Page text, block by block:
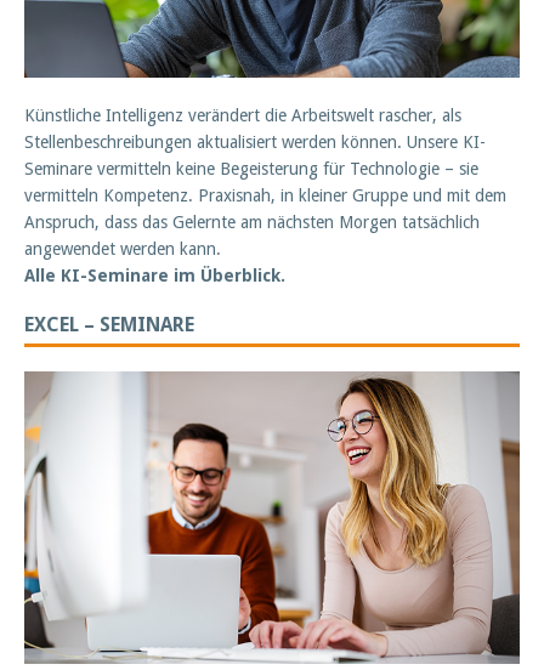
Künstliche Intelligenz verändert die Arbeitswelt rascher, als
Stellenbeschreibungen aktualisiert werden können. Unsere KI-
Seminare vermitteln keine Begeisterung für Technologie – sie
vermitteln Kompetenz. Praxisnah, in kleiner Gruppe und mit dem
Anspruch, dass das Gelernte am nächsten Morgen tatsächlich
angewendet werden kann.
Alle KI-Seminare im Überblick.
EXCEL – SEMINARE